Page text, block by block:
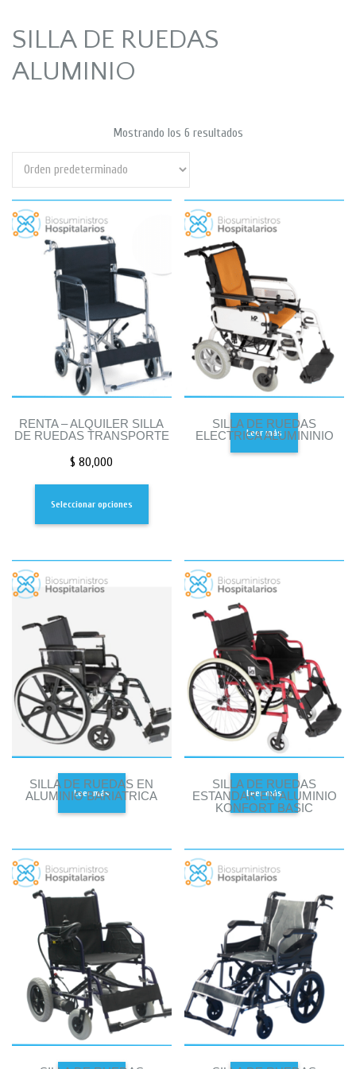
SILLA DE RUEDAS
ALUMINIO
Mostrando los 6 resultados
RENTA – ALQUILER SILLA
DE RUEDAS TRANSPORTE
$ 80,000
Seleccionar opciones
SILLA DE RUEDAS
ELECTRICA ALUMININIO
Leer más
SILLA DE RUEDAS EN
ALUMINIO BARIATRICA
Leer más
SILLA DE RUEDAS
ESTANDAR EN ALUMINIO
KONFORT BASIC
Leer más